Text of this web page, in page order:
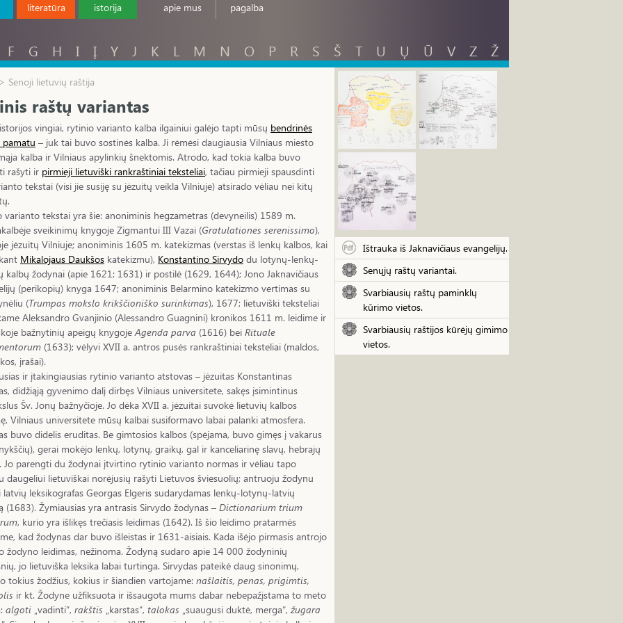
literatūra istorija apie mus pagalba
F G H I Į Y J K L M N O P R S Š T U Ų Ū V Z Ž
Senoji lietuvių raštija
raštų variantas
vingiai, rytinio varianto kalba ilgainiui galėjo tapti mūsų bendrinės
pamatu – juk tai buvo sostinės kalba. Ji rėmėsi daugiausia Vilniaus miesto
kalba ir Vilniaus apylinkių šnektomis. Atrodo, kad tokia kalba buvo
rašyti ir pirmieji lietuviški rankraštiniai teksteliai, tačiau pirmieji spausdinti
tekstai (visi jie susiję su jėzuitų veikla Vilniuje) atsirado vėliau nei kitų
varianto tekstai yra šie: anoniminis hegzametras (devyneilis) 1589 m.
sveikinimų knygoje Zigmantui III Vazai (Gratulationes serenissimo),
jėzuitų Vilniuje; anoniminis 1605 m. katekizmas (verstas iš lenkų kalbos, kai
Mikalojaus Daukšos katekizmu), Konstantino Sirvydo du lotynų-lenkų-
kalbų žodynai (apie 1621; 1631) ir postilė (1629, 1644); Jono Jaknavičiaus
(perikopių) knyga 1647; anoniminis Belarmino katekizmo vertimas su
(Trumpas mokslo krikščioniško surinkimas), 1677; lietuviški teksteliai
Aleksandro Gvanjinio (Alessandro Guagnini) kronikos 1611 m. leidime ir
bažnytinių apeigų knygojeAgenda parva (1616) bei Rituale
(1633); vėlyvi XVII a. antros pusės rankraštiniai teksteliai (maldos,
įrašai).
ir įtakingiausias rytinio varianto atstovas – jėzuitas Konstantinas
didžiąją gyvenimo dalį dirbęs Vilniaus universitete, sakęs įsimintinus
Šv. Jonų bažnyčioje. Jo dėka XVII a. jėzuitai suvokė lietuvių kalbos
Vilniaus universitete mūsų kalbai susiformavo labai palanki atmosfera.
buvo didelis eruditas. Be gimtosios kalbos (spėjama, buvo gimęs į vakarus
gerai mokėjo lenkų, lotynų, graikų, gal ir kanceliarinę slavų, hebrajų
Jo parengti du žodynai įtvirtino rytinio varianto normas ir vėliau tapo
daugeliui lietuviškai norėjusių rašyti Lietuvos šviesuolių; antruoju žodynu
latvių leksikografas Georgas Elgeris sudarydamas lenkų-lotynų-latvių
(1683). Žymiausias yra antrasis Sirvydo žodynas – Dictionarium trium
, kurio yra išlikęs trečiasis leidimas (1642). Iš šio leidimo pratarmės
kad žodynas dar buvo išleistas ir 1631-aisiais. Kada išėjo pirmasis antrojo
žodyno leidimas, nežinoma. Žodyną sudaro apie 14 000 žodyninių
jo lietuviška leksika labai turtinga. Sirvydas pateikė daug sinonimų,
tokius žodžius, kokius ir šiandien vartojame: našlaitis, penas, prigimtis,
ir kt. Žodyne užfiksuota ir išsaugota mums dabar nebepažįstama to meto
algoti „vadinti“, rakštis „karstas“, talokas „suaugusi duktė, merga“,žugara
Ištrauka iš Jaknavičiaus evangelijų.
Senųjų raštų variantai.
Svarbiausių raštų paminklų
kūrimo vietos.
Svarbiausių raštijos kūrėjų gimimo
vietos.